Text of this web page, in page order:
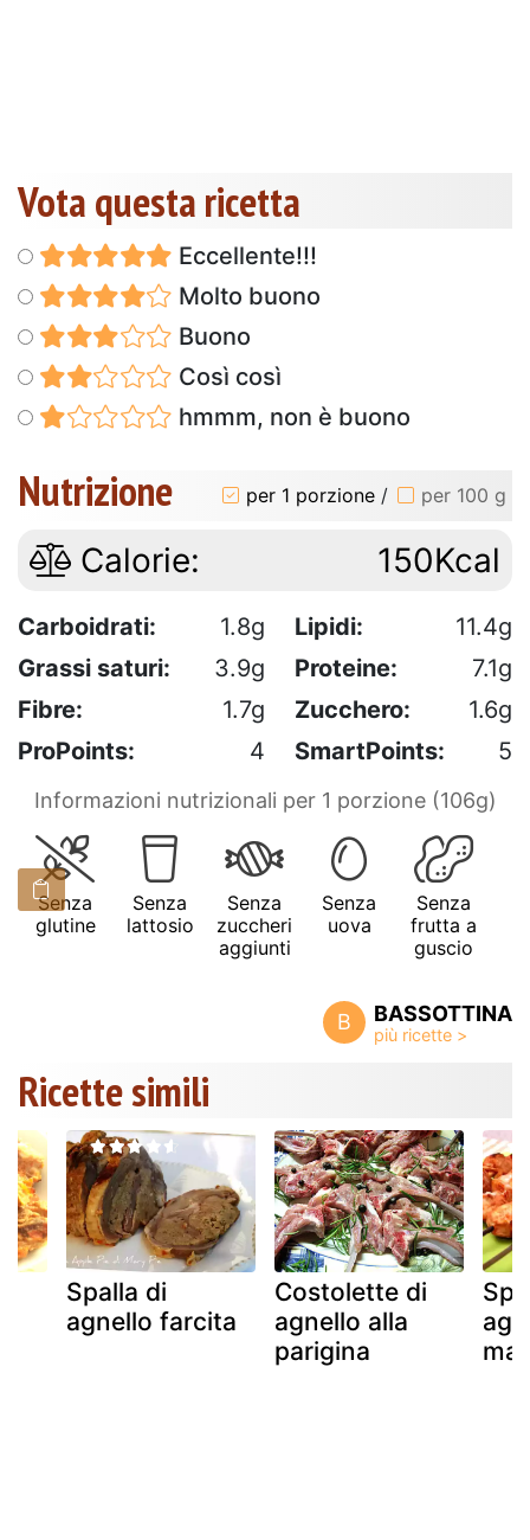
Vota questa ricetta
Eccellente!!!
Molto buono
Buono
Così così
hmmm, non è buono
Nutrizione per 1 porzione / per 100 g
Calorie: 150Kcal
Carboidrati: 1.8g Lipidi:
11.4g
Grassi saturi:
3.9g Proteine:
7.1g
Fibre:
1.7g Zucchero:
1.6g
ProPoints:
4 SmartPoints: 5
Informazioni nutrizionali per 1 porzione (106g)
Senza
glutine
Senza
lattosio
Senza
zuccheri
aggiunti
Senza
uova
Senza
frutta a
guscio
B BASSOTTINA
Ricette simili
Spalla di
agnello farcita
Costolette di
agnello alla
parigina